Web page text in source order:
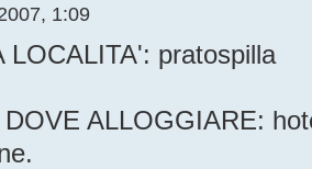
1:09
LOCALITA': pratospilla
ALLOGGIARE: